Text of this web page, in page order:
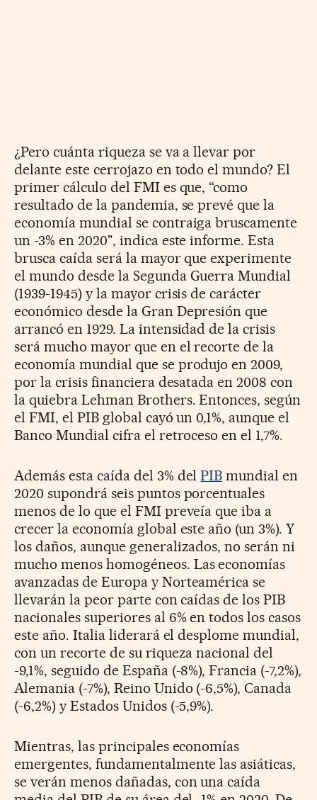
¿Pero cuánta riqueza se va a llevar por
delante este cerrojazo en todo el mundo? El
primer cálculo del FMI es que, “como
resultado de la pandemia, se prevé que la
economía mundial se contraiga bruscamente
un -3% en 2020", indica este informe. Esta
brusca caída será la mayor que experimente
el mundo desde la Segunda Guerra Mundial
(1939-1945) y la mayor crisis de carácter
económico desde la Gran Depresión que
arrancó en 1929. La intensidad de la crisis
será mucho mayor que en el recorte de la
economía mundial que se produjo en 2009,
por la crisis financiera desatada en 2008 con
la quiebra Lehman Brothers. Entonces, según
el FMI, el PIB global cayó un 0,1%, aunque el
Banco Mundial cifra el retroceso en el 1,7%.
Además esta caída del 3% delPIB mundial en
2020 supondrá seis puntos porcentuales
menos de lo que el FMI preveía que iba a
crecer la economía global este año (un 3%). Y
los daños, aunque generalizados, no serán ni
mucho menos homogéneos. Las economías
avanzadas de Europa y Norteamérica se
llevarán la peor parte con caídas de los PIB
nacionales superiores al 6% en todos los casos
este año. Italia liderará el desplome mundial,
con un recorte de su riqueza nacional del
-9,1%, seguido de España (-8%), Francia (-7,2%),
Alemania (-7%), Reino Unido (-6,5%), Canada
(-6,2%) y Estados Unidos (-5,9%).
Mientras, las principales economías
emergentes, fundamentalmente las asiáticas,
se verán menos dañadas, con una caída